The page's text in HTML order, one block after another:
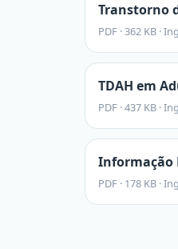
Transtorno
PDF ·362 KB ·
TDAH em
PDF ·437 KB ·
Informação
PDF · 178 KB ·